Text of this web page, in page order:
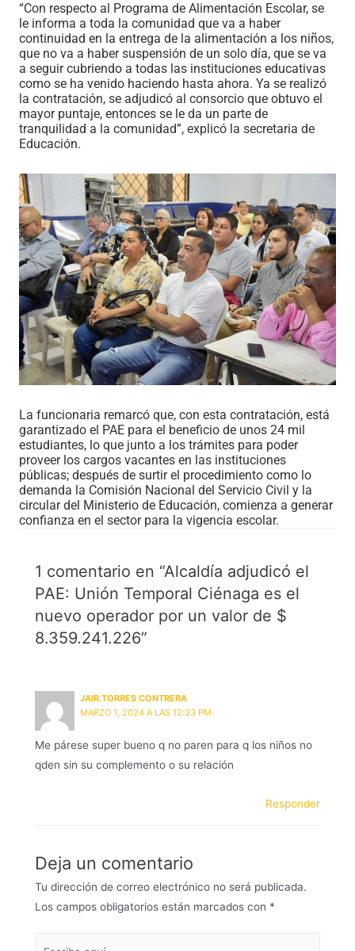
“Con respecto al Programa de Alimentación Escolar, se
le informa a toda la comunidad que va a haber
continuidad en la entrega de la alimentación a los niños,
que no va a haber suspensión de un solo día, que se va
a seguir cubriendo a todas las instituciones educativas
como se ha venido haciendo hasta ahora. Ya se realizó
la contratación, se adjudicó al consorcio que obtuvo el
mayor puntaje, entonces se le da un parte de
tranquilidad a la comunidad”, explicó la secretaria de
Educación.
La funcionaria remarcó que, con esta contratación, está
garantizado el PAE para el beneficio de unos 24 mil
estudiantes, lo que junto a los trámites para poder
proveer los cargos vacantes en las instituciones
públicas; después de surtir el procedimiento como lo
demanda la Comisión Nacional del Servicio Civil y la
circular del Ministerio de Educación, comienza a generar
confianza en el sector para la vigencia escolar.
1 comentario en “Alcaldía adjudicó el
PAE: Unión Temporal Ciénaga es el
nuevo operador por un valor de $
8.359.241.226”
JAIR.TORRES CONTRERA
MARZO 1, 2024 A LAS 12:33 PM
Me párese super bueno q no paren para q los niños no
qden sin su complemento o su relación
Responder
Deja un comentario
Tu dirección de correo electrónico no será publicada.
Los campos obligatorios están marcados con *